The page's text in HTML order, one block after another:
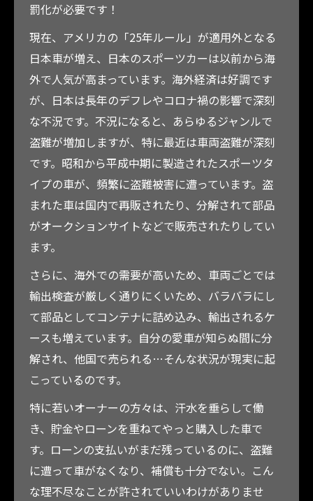
罰化が必要です！
現在、アメリカの「25年ルール」が適用外となる
日本車が増え、日本のスポーツカーは以前から海
外で人気が高まっています。海外経済は好調です
が、日本は長年のデフレやコロナ禍の影響で深刻
な不況です。不況になると、あらゆるジャンルで
盗難が増加しますが、特に最近は車両盗難が深刻
です。昭和から平成中期に製造されたスポーツタ
イプの車が、頻繁に盗難被害に遭っています。盗
まれた車は国内で再販されたり、分解されて部品
がオークションサイトなどで販売されたりしてい
ます。
さらに、海外での需要が高いため、車両ごとでは
輸出検査が厳しく通りにくいため、バラバラにし
て部品としてコンテナに詰め込み、輸出されるケ
ースも増えています。自分の愛車が知らぬ間に分
解され、他国で売られる…そんな状況が現実に起
こっているのです。
特に若いオーナーの方々は、汗水を垂らして働
き、貯金やローンを重ねてやっと購入した車で
す。ローンの支払いがまだ残っているのに、盗難
に遭って車がなくなり、補償も十分でない。こん
な理不尽なことが許されていいわけがありませ